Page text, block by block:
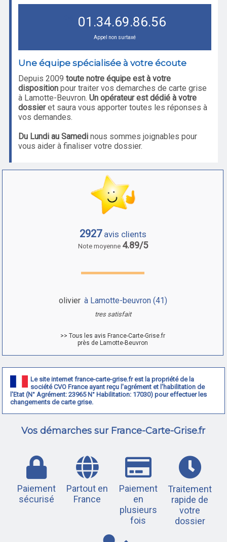
01.34.69.86.56
Appel non surtaxé
Une équipe spécialisée à votre écoute
Depuis 2009 toute notre équipe est à votre
dispositionpour traiter vos demarches de carte grise
à Lamotte-Beuvron. Un opérateur est dédié à votre
dossieret saura vous apporter toutes les réponses à
vos demandes.
Du Lundi au Samedinous sommes joignables pour
vous aider à finaliser votre dossier.
2927avis clients
Note moyenne 4.89/5
olivier à Lamotte-beuvron (41)
tres satisfait
>> Tous les avis France-Carte-Grise.fr
près de Lamotte-Beuvron
Le site internet france-carte-grise.fr est la propriété de la
société CVO France ayant reçu l'agrément et l'habilitation de
l'Etat (N° Agrément: 23965 N° Habilitation: 17030) pour effectuer les
changements de carte grise.
Vos démarches sur France-Carte-Grise.fr
Paiement
sécurisé
Partout en
France
Paiement
en
plusieurs
fois
Traitement
rapide de
votre
dossier